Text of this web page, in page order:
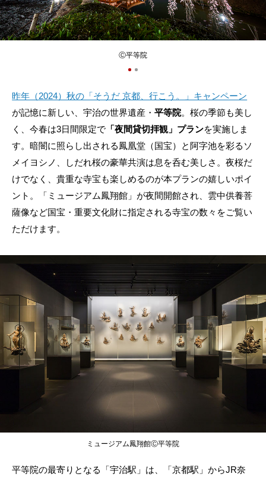
Ⓒ平等院
昨年（2024）秋の「そうだ 京都、行こう。」キャンペーン
が記憶に新しい、宇治の世界遺産・平等院。桜の季節も美し
く、今春は3日間限定で 「夜間貸切拝観」プランを実施しま
す。暗闇に照らし出される鳳凰堂（国宝）と阿字池を彩るソ
メイヨシノ、しだれ桜の豪華共演は息を呑む美しさ。夜桜だ
けでなく、貴重な寺宝も楽しめるのが本プランの嬉しいポイ
ント。「ミュージアム鳳翔館」が夜間開館され、雲中供養菩
薩像など国宝・重要文化財に指定される寺宝の数々をご覧い
ただけます。
ミュージアム鳳翔館Ⓒ平等院
平等院の最寄りとなる「宇治駅」は、「京都駅」からJR奈